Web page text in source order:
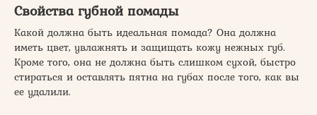
Свойства губной помады
Какой должна быть идеальная помада? Она должна
иметь цвет, увлажнять и защищать кожу нежных губ.
Кроме того, она не должна быть слишком сухой, быстро
стираться и оставлять пятна на губах после того, как вы
ее удалили.